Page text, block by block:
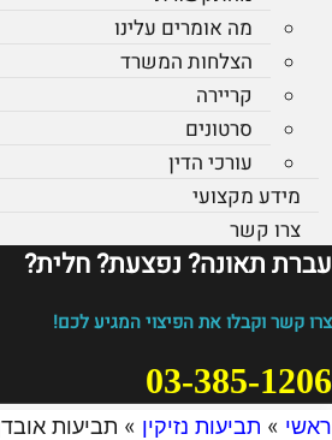
מה אומרים עלינו
הצלחות המשרד
קריירה
סרטונים
עורכי הדין
מידע מקצועי
צרו קשר
עברת תאונה? נפצעת? חלית?​
צרו קשר וקבלו את הפיצוי המגיע לכם!
03-385-1206
ראשי » תביעות נזיקין » תביעות